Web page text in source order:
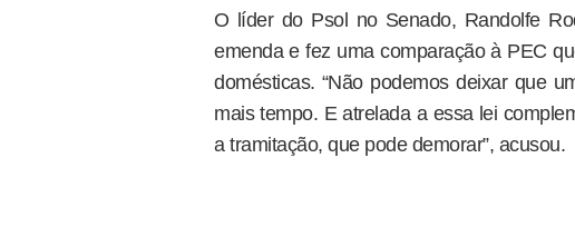
O líder do Psol no Senado, Randolfe
emenda e fez uma comparação à PEC
domésticas. “Não podemos deixar que
mais tempo. E atrelada a essa lei
a tramitação, que pode demorar”, acusou.